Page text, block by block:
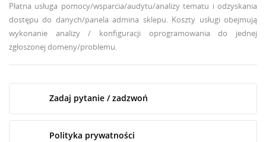
Płatna usługa pomocy/wsparcia/audytu/analizy tematu i odzyskania
dostępu do danych/panela admina sklepu. Koszty usługi obejmują
wykonanie analizy/ konfiguracji oprogramowaniado jednej
zgłoszonej domeny/problemu.
Zadaj pytanie / zadzwoń
Polityka prywatności